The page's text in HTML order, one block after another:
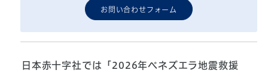
お問い合わせフォーム
日本赤十字社では「2026年ベネズエラ地震救援